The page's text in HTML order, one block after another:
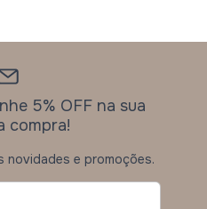
5% OFF na sua
compra!
novidades e promoções.